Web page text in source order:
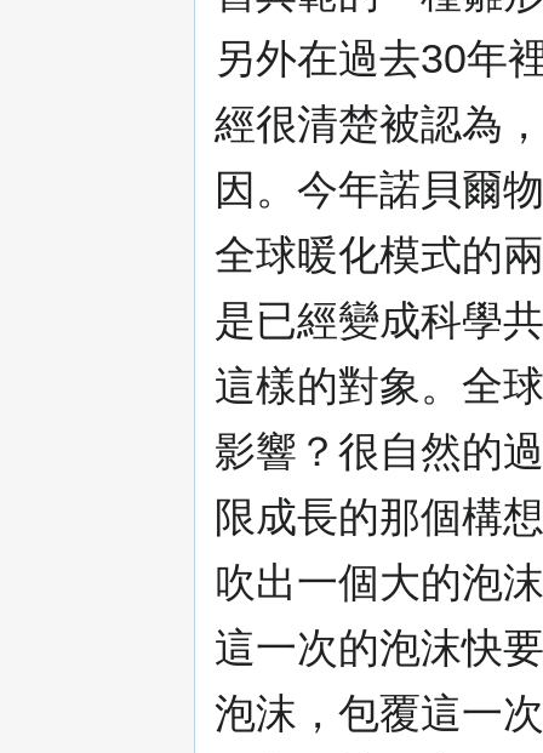
另外在過去30年
經很清楚被認為
因。今年諾貝爾
全球暖化模式的
是已經變成科學
這樣的對象。全
影響？很自然的
限成長的那個構
吹出一個大的泡
這一次的泡沫快
泡沫，包覆這一